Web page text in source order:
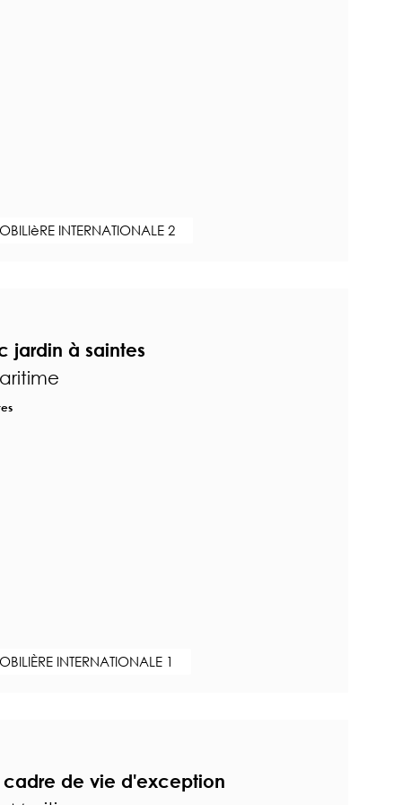
INTERNATIONALE 2
jardin à saintes
INTERNATIONALE 1
de vie d'exception